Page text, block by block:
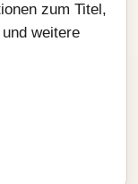
zum Titel,
weitere